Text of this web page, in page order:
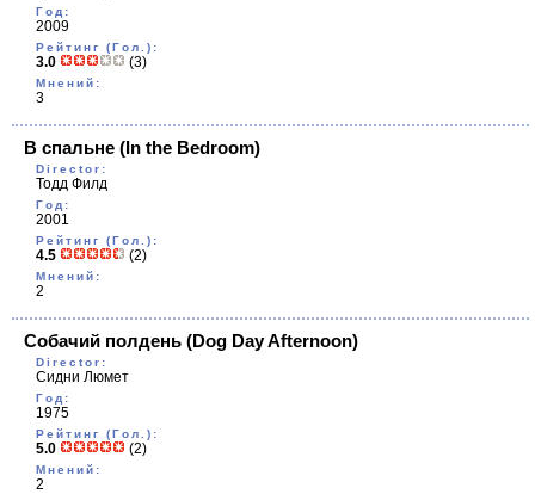
Год:
2009
Рейтинг (Гол.):
3.0 (3)
Мнений:
3
В спальне (In the Bedroom)
Director:
Тодд Филд
Год:
2001
Рейтинг (Гол.):
4.5 (2)
Мнений:
2
Собачий полдень (Dog Day Afternoon)
Director:
Сидни Люмет
Год:
1975
Рейтинг (Гол.):
5.0 (2)
Мнений:
2